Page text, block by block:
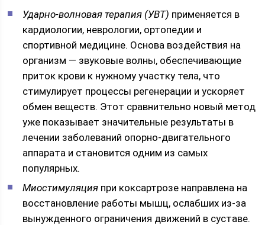
Ударно-волновая терапия (УВТ) применяется в
кардиологии, неврологии, ортопедии и
спортивной медицине. Основа воздействия на
организм — звуковые волны, обеспечивающие
приток крови к нужному участку тела, что
стимулирует процессы регенерации и ускоряет
обмен веществ. Этот сравнительно новый метод
уже показывает значительные результаты в
лечении заболеваний опорно-двигательного
аппарата и становится одним из самых
популярных.
Миостимуляция при коксартрозе направлена на
восстановление работы мышц, ослабших из-за
вынужденного ограничения движений в суставе.